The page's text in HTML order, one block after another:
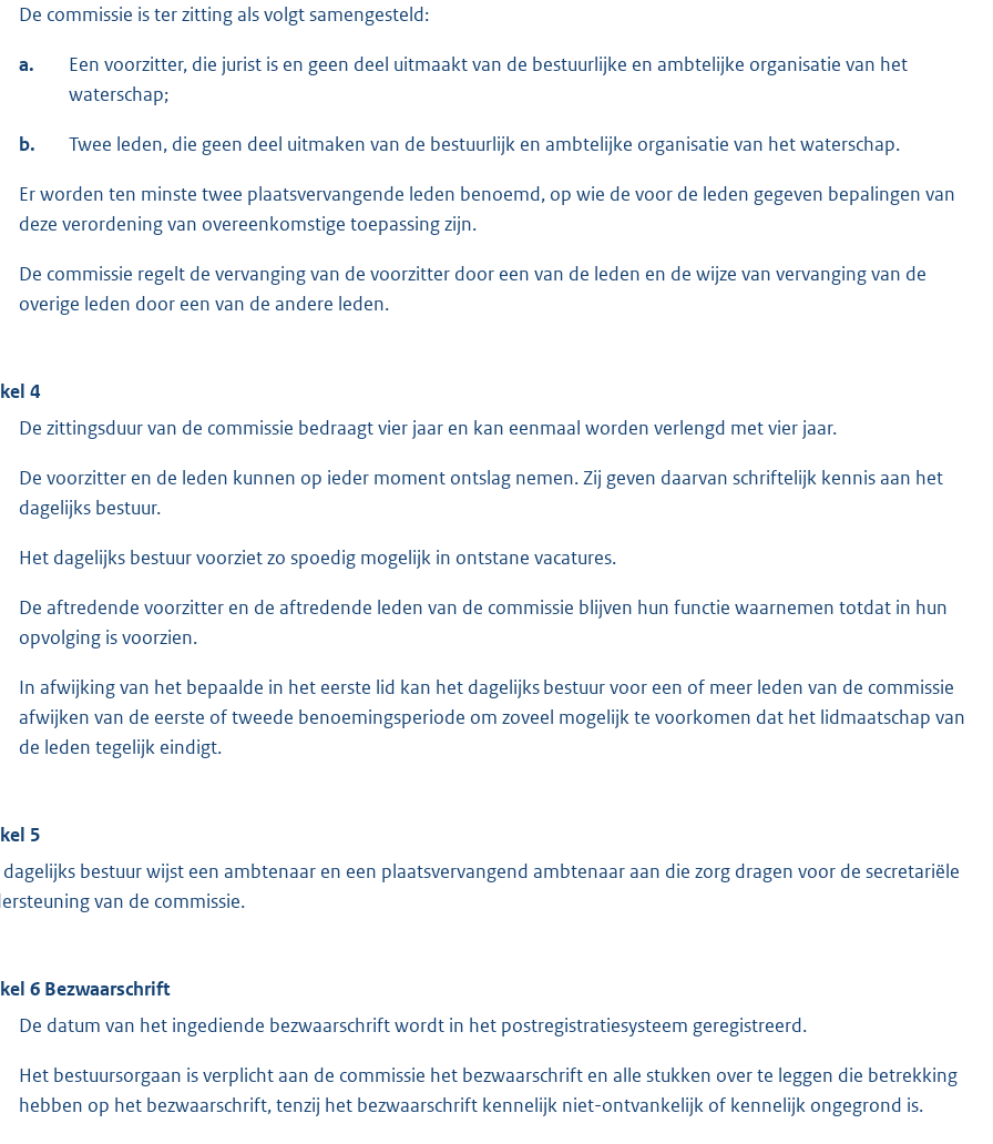
De commissie is ter zitting als volgt samengesteld:
a.
Een voorzitter, die jurist is en geen deel uitmaakt van de bestuurlijke en ambtelijke organisatie van het
waterschap;
b. Twee leden, die geen deel uitmaken van de bestuurlijk en ambtelijke organisatie van het waterschap.
Er worden ten minste twee plaatsvervangende leden benoemd, op wie de voor de leden gegeven bepalingen van
deze verordening van overeenkomstige toepassing zijn.
De commissie regelt de vervanging van de voorzitter door een van de leden en de wijze van vervanging van de
overige leden door een van de andere leden.
4
De zittingsduur van de commissie bedraagt vier jaar en kan eenmaal worden verlengd met vier jaar.
De voorzitter en de leden kunnen op ieder moment ontslag nemen. Zij geven daarvan schriftelijk kennis aan het
dagelijks bestuur.
Het dagelijks bestuur voorziet zo spoedig mogelijk in ontstane vacatures.
De aftredende voorzitter en de aftredende leden van de commissie blijven hun functie waarnemen totdat in hun
opvolging is voorzien.
In afwijking van het bepaalde in het eerste lid kan het dagelijks bestuur voor een of meer leden van de commissie
afwijken van de eerste of tweede benoemingsperiode om zoveel mogelijk te voorkomen dat het lidmaatschap van
de leden tegelijk eindigt.
5
bestuur wijst een ambtenaar en een plaatsvervangend ambtenaar aan die zorg dragen voor de secretariële
van de commissie.
6 Bezwaarschrift
De datum van het ingediende bezwaarschrift wordt in het postregistratiesysteem geregistreerd.
Het bestuursorgaan is verplicht aan de commissie het bezwaarschrift en alle stukken over te leggen die betrekking
hebben op het bezwaarschrift, tenzij het bezwaarschrift kennelijk niet-ontvankelijk of kennelijk ongegrond is.